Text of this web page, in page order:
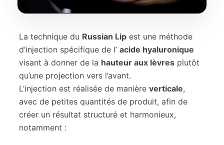
La technique du Russian Lip est une méthode
d’injection spécifique de l’ acide hyaluronique
visant à donner de la hauteur aux lèvres plutôt
qu’une projection vers l’avant.
L’injection est réalisée de manière verticale,
avec de petites quantités de produit, afin de
créer un résultat structuré et harmonieux,
notamment :